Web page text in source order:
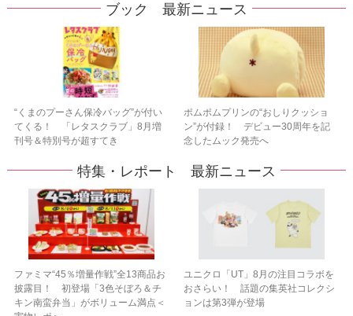
ブック 最新ニュース
“くまのプーさん保冷バッグ”が付い
てくる！ 「レタスクラブ」8月増
刊号＆特別号が超すてき
ポムポムプリンの“おしりクッショ
ン”が付録！ デビュー30周年を記
念したムック発売へ
特集・レポート 最新ニュース
ファミマ“45％増量作戦”全13商品お
披露目！ 初登場「3色そぼろ＆チ
キン南蛮弁当」がボリューム満点＜
ユニクロ「UT」8月の注目コラボを
おさらい！ 話題の集英社コレクシ
ョンは第3弾が登場